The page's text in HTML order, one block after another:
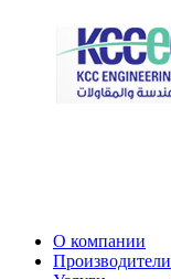
О компании
Производители